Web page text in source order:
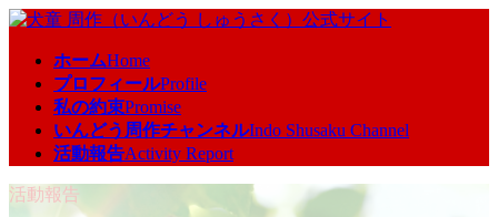
コ
キ
ッ
ナ
に
移
ホームHome
プロフィールProfile
私の約束Promise
いんどう周作チャンネルIndo Shusaku Channel
活動報告Activity Report
活動報告